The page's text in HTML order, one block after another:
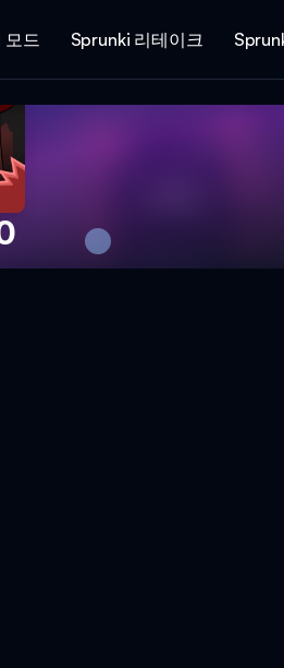
모드 Sprunki 리테이크